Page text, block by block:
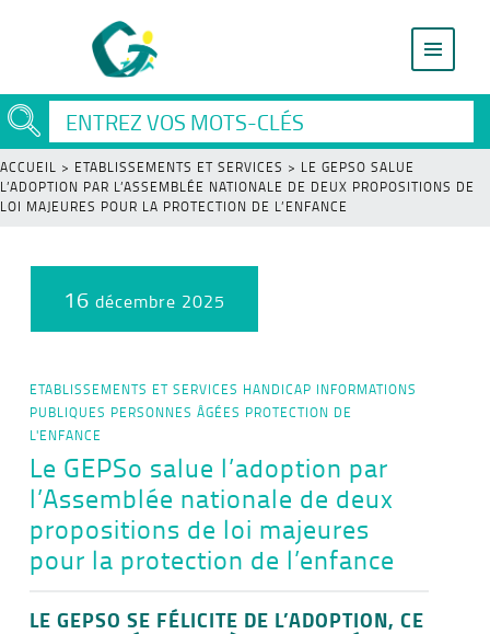
ACCUEIL > ETABLISSEMENTS ET SERVICES > LE GEPSO SALUE
L’ADOPTION PAR L’ASSEMBLÉE NATIONALE DE DEUX PROPOSITIONS DE
LOI MAJEURES POUR LA PROTECTION DE L’ENFANCE
16 décembre 2025
ETABLISSEMENTS ET SERVICES HANDICAP INFORMATIONS
PUBLIQUES PERSONNES ÂGÉES PROTECTION DE
L'ENFANCE
Le GEPSo salue l’adoption par
l’Assemblée nationale de deux
propositions de loi majeures
pour la protection de l’enfance
LE GEPSO SE FÉLICITE DE L’ADOPTION, CE